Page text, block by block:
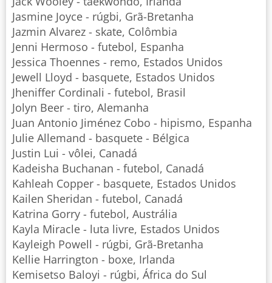
Jasmine Joyce - rúgbi, Grã-Bretanha
Jazmin Alvarez - skate, Colômbia
Jenni Hermoso - futebol, Espanha
Jessica Thoennes - remo, Estados Unidos
Jewell Lloyd - basquete, Estados Unidos
Jheniffer Cordinali - futebol, Brasil
Jolyn Beer - tiro, Alemanha
Juan Antonio Jiménez Cobo - hipismo, Espanha
Julie Allemand - basquete - Bélgica
Justin Lui - vôlei, Canadá
Kadeisha Buchanan - futebol, Canadá
Kahleah Copper - basquete, Estados Unidos
Kailen Sheridan - futebol, Canadá
Katrina Gorry - futebol, Austrália
Kayla Miracle - luta livre, Estados Unidos
Kayleigh Powell - rúgbi, Grã-Bretanha
Kellie Harrington - boxe, Irlanda
Kemisetso Baloyi - rúgbi, África do Sul